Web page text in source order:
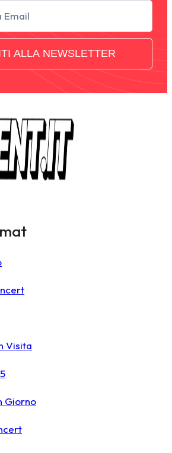
ALLA NEWSLETTER
Visita
Giorno